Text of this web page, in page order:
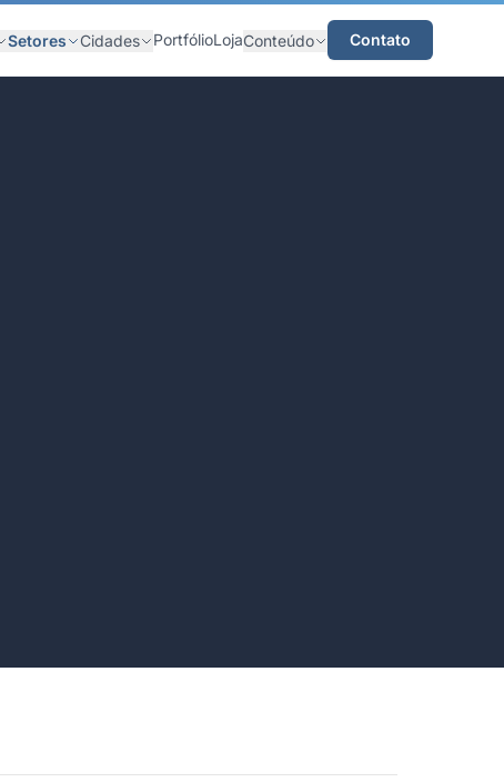
Setores Cidades PortfólioLojaConteúdo Contato